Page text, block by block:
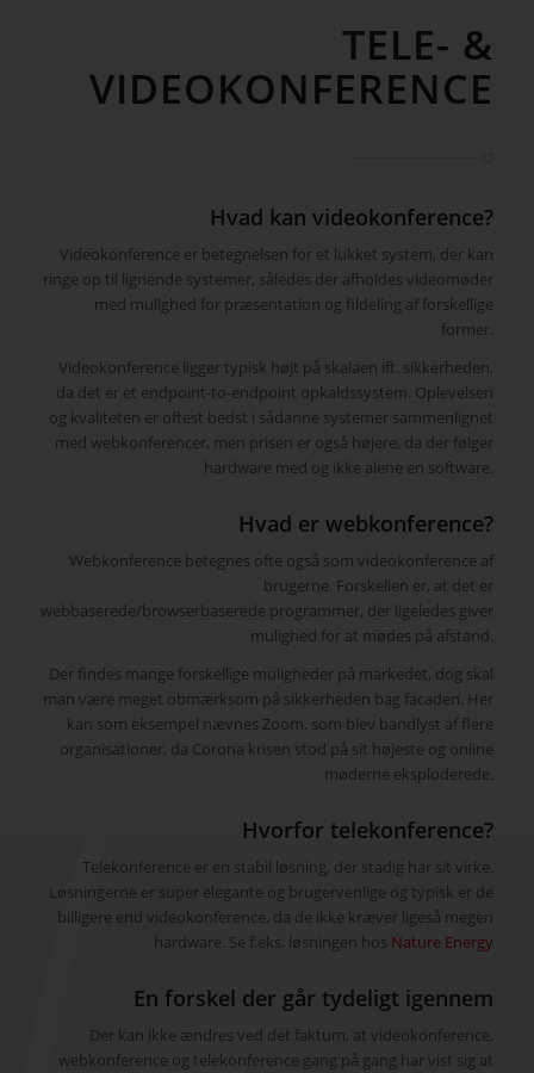
TELE- &
VIDEOKONFERENCE
Hvad kan videokonference?
Videokonference er betegnelsen for et lukket system, der kan
ringe op til lignende systemer, således der afholdes videomøder
med mulighed for præsentation og fildeling af forskellige
former.
Videokonference ligger typisk højt på skalaen ift. sikkerheden,
da det er et endpoint-to-endpoint opkaldssystem. Oplevelsen
og kvaliteten er oftest bedst i sådanne systemer sammenlignet
med webkonferencer, men prisen er også højere, da der følger
hardware med og ikke alene en software.
Hvad er webkonference?
Webkonference betegnes ofte også som videokonference af
brugerne. Forskellen er, at det er
webbaserede/browserbaserede programmer, der ligeledes giver
mulighed for at mødes på afstand.
Der findes mange forskellige muligheder på markedet, dog skal
man være meget obmærksom på sikkerheden bag facaden. Her
kan som eksempel nævnes Zoom, som blev bandlyst af flere
organisationer, da Corona krisen stod på sit højeste og online
møderne eksploderede.
Hvorfor telekonference?
Telekonference er en stabil løsning, der stadig har sit virke.
Løsningerne er super elegante og brugervenlige og typisk er de
billigere end videokonference, da de ikke kræver ligeså megen
hardware. Se f.eks. løsningen hos Nature Energy
En forskel der går tydeligt igennem
Der kan ikke ændres ved det faktum, at videokonference,
webkonference og telekonference gang på gang har vist sig at